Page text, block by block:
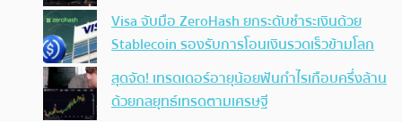
Visa จับมือ ZeroHash ยกระดับชำระเงินด้วย
Stablecoin รองรับการโอนเงินรวดเร็วข้ามโลก
สุดจัด! เทรดเดอร์อายุน้อยฟันกำไรเกือบครึ่งล้าน
ด้วยกลยุทธ์เทรดตามเศรษฐี